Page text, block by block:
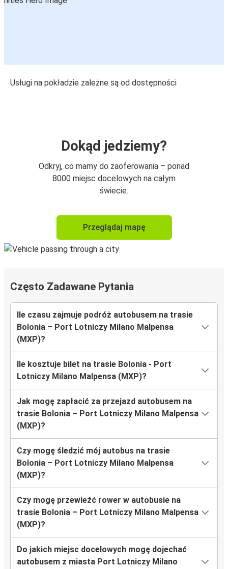
Usługi na pokładzie zależne są od dostępności
Dokąd jedziemy?
Odkryj, co mamy do zaoferowania – ponad
8000 miejsc docelowych na całym
świecie.
Przeglądaj mapę
Często Zadawane Pytania
Ile czasu zajmuje podróż autobusem na trasie
Bolonia – Port Lotniczy Milano Malpensa
(MXP)?
Ile kosztuje bilet na trasie Bolonia - Port
Lotniczy Milano Malpensa (MXP)?
Jak mogę zapłacić za przejazd autobusem na
trasie Bolonia – Port Lotniczy Milano Malpensa
(MXP)?
Czy mogę śledzić mój autobus na trasie
Bolonia – Port Lotniczy Milano Malpensa
(MXP)?
Czy mogę przewieźć rower w autobusie na
trasie Bolonia – Port Lotniczy Milano Malpensa
(MXP)?
Do jakich miejsc docelowych mogę dojechać
autobusem z miasta Port Lotniczy Milano